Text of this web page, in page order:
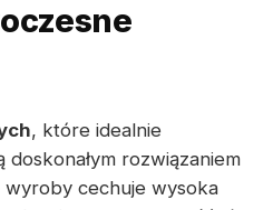
, które idealnie
rozwiązaniem
cechuje wysoka